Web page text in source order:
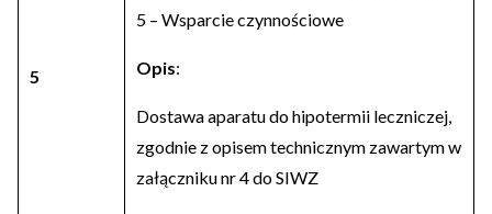
5
5 – Wsparcie czynnościowe
Opis:
Dostawa aparatu do hipotermii leczniczej,
zgodnie z opisem technicznym zawartym w
załączniku nr 4 do SIWZ